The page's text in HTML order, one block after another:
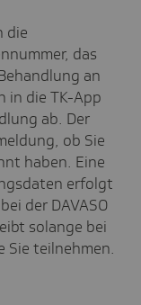
die
das
an
in die TK-App
ab. Der
ob Sie
haben. Eine
erfolgt
der DAVASO
solange bei
Sie teilnehmen.